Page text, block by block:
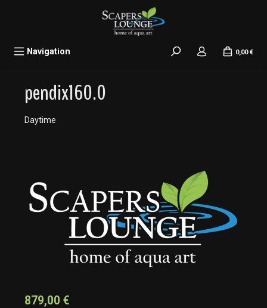
Navigation 0,00 €
pendix160.0
Daytime
879,00 €